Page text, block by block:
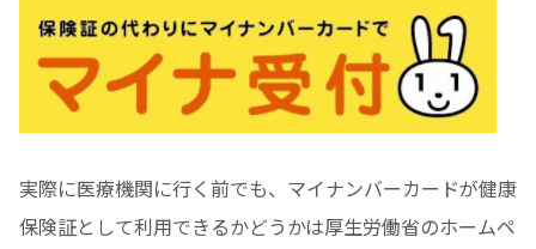
実際に医療機関に行く前でも、マイナンバーカードが健康
保険証として利用できるかどうかは厚生労働省のホームペ